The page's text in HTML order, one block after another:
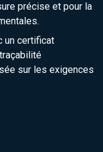
précise et pour la
un certificat
sur les exigences